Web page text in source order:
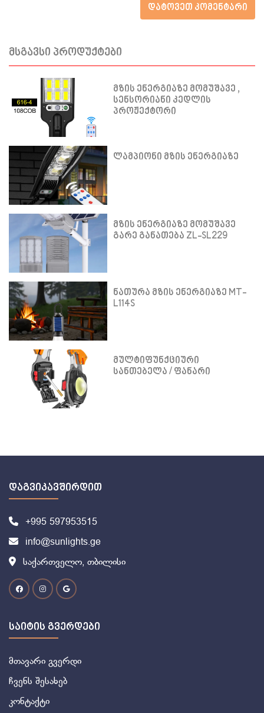
დატოვეთ კომენტარი
მსგავსი პროდუქტები
მზის ენერგიაზე მომუშავე ,
სენსორიანი კედლის
პროჟექტორი
ლამპიონი მზის ენერგიაზე
მზის ენერგიაზე მომუშავე
გარე განათება ZL-SL229
ნათურა მზის ენერგიაზე MT-
L114S
მულტიფუნქციური
სანთებელა / ფანარი
დაგვიკავშირდით
+995 597953515
info@sunlights.ge
საქართველო, თბილისი
საიტის გვერდები
მთავარი გვერდი
ჩვენს შესახებ
კონტაქტი